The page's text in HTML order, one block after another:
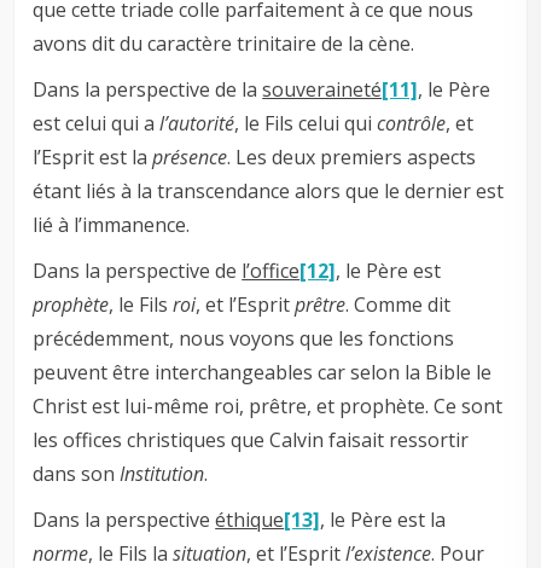
que cette triade colle parfaitement à ce que nous
avons dit du caractère trinitaire de la cène.
Dans la perspective de lasouveraineté[11], le Père
est celui qui al’autorité, le Fils celui quicontrôle, et
l’Esprit est laprésence. Les deux premiers aspects
étant liés à la transcendance alors que le dernier est
lié à l’immanence.
Dans la perspective de l’office[12], le Père est
prophète, le Filsroi, et l’Espritprêtre. Comme dit
précédemment, nous voyons que les fonctions
peuvent être interchangeables car selon la Bible le
Christ est lui-même roi, prêtre, et prophète. Ce sont
les offices christiques que Calvin faisait ressortir
dans sonInstitution.
Dans la perspectiveéthique[13], le Père est la
norme, le Fils lasituation, et l’Espritl’existence. Pour